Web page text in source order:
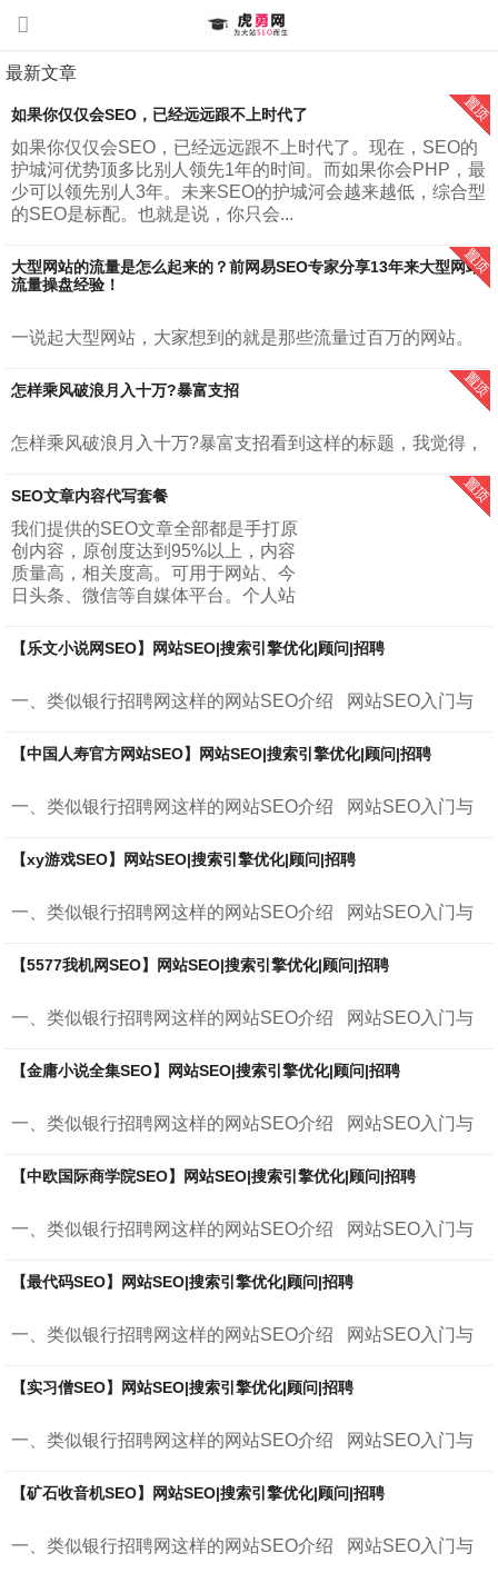
最新文章
如果你仅仅会SEO，已经远远跟不上时代了
如果你仅仅会SEO，已经远远跟不上时代了。现在，SEO的
护城河优势顶多比别人领先1年的时间。而如果你会PHP，最
少可以领先别人3年。未来SEO的护城河会越来越低，综合型
的SEO是标配。也就是说，你只会...
大型网站的流量是怎么起来的？前网易SEO专家分享13年来大型网站
流量操盘经验！
一说起大型网站，大家想到的就是那些流量过百万的网站。
码：大型网站百万流量运营之道》里面对大型网站进行了定
义。”大型网站，指的是每月日均访问...
怎样乘风破浪月入十万?暴富支招
怎样乘风破浪月入十万?暴富支招看到这样的标题，我觉得，
富来自长久的积累。所谓量变才会有质变。大部分人最容易
被这些月入十万，一夜暴富这种标题党所吸引...
SEO文章内容代写套餐
我们提供的SEO文章全部都是手打原
创内容，原创度达到95%以上，内容
质量高，相关度高。可用于网站、今
日头条、微信等自媒体平台。个人站
篇文章，一个月更新30篇文章，字数
5...
【乐文小说网SEO】网站SEO|搜索引擎优化|顾问|招聘
一、类似银行招聘网这样的网站SEO介绍 网站SEO入门与
【中国人寿官方网站SEO】网站SEO|搜索引擎优化|顾问|招聘
一、类似银行招聘网这样的网站SEO介绍 网站SEO入门与
【xy游戏SEO】网站SEO|搜索引擎优化|顾问|招聘
一、类似银行招聘网这样的网站SEO介绍 网站SEO入门与
【5577我机网SEO】网站SEO|搜索引擎优化|顾问|招聘
一、类似银行招聘网这样的网站SEO介绍 网站SEO入门与
【金庸小说全集SEO】网站SEO|搜索引擎优化|顾问|招聘
一、类似银行招聘网这样的网站SEO介绍 网站SEO入门与
【中欧国际商学院SEO】网站SEO|搜索引擎优化|顾问|招聘
一、类似银行招聘网这样的网站SEO介绍 网站SEO入门与
【最代码SEO】网站SEO|搜索引擎优化|顾问|招聘
一、类似银行招聘网这样的网站SEO介绍 网站SEO入门与
【实习僧SEO】网站SEO|搜索引擎优化|顾问|招聘
一、类似银行招聘网这样的网站SEO介绍 网站SEO入门与
【矿石收音机SEO】网站SEO|搜索引擎优化|顾问|招聘
一、类似银行招聘网这样的网站SEO介绍 网站SEO入门与